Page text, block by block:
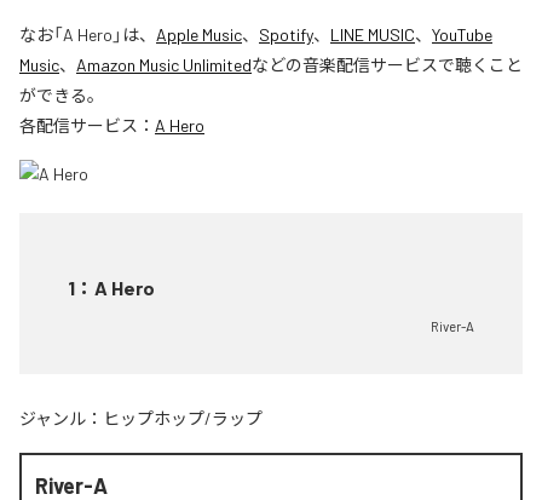
なお「A Hero 」は、 Apple Music、 Spotify、 LINE MUSIC、 YouTube
Music、 Amazon Music Unlimitedなどの音楽配信サービスで聴くこと
ができる。
各配信サービス： A Hero
1 ： A Hero
River-A
ジャンル： ヒップホップ/ラップ
River-A